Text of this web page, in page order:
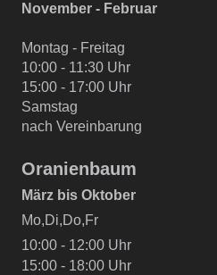
November - Februar
Montag - Freitag
10:00 - 11:30 Uhr
15:00 - 17:00 Uhr
Samstag
nach Vereinbarung
Oranienbaum
März bis Oktober
Mo,Di,Do,Fr
10:00 - 12:00 Uhr
15:00 - 18:00 Uhr